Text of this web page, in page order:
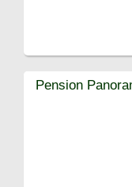
Pension